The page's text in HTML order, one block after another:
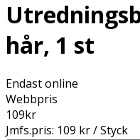
hår, 1 st
Endast online
Webbpris
109kr
Jmfs.pris: 109 kr / Styck